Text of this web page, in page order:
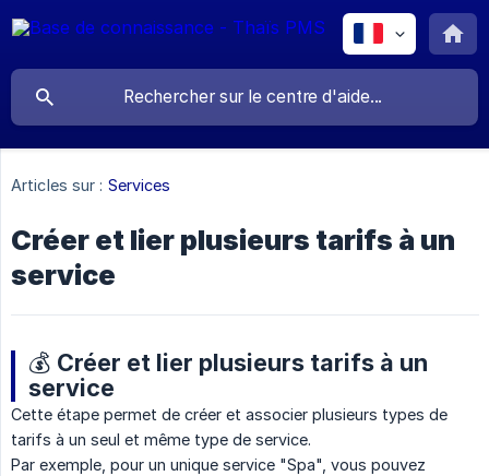
Articles sur : Services
Créer et lier plusieurs tarifs à un
service
💰 Créer et lier plusieurs tarifs à un
service
Cette étape permet de créer et associer plusieurs types de
tarifs à un seul et même type de service.
Par exemple, pour un unique service "Spa", vous pouvez